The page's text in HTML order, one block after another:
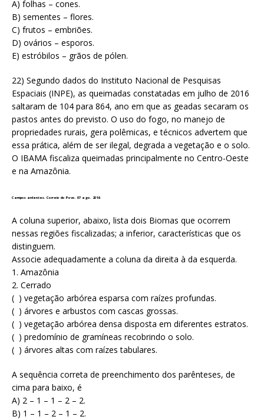
A) folhas – cones.
B) sementes – flores.
C) frutos – embriões.
D) ovários – esporos.
E) estróbilos – grãos de pólen.
22) Segundo dados do Instituto Nacional de Pesquisas
Espaciais (INPE), as queimadas constatadas em julho de 2016
saltaram de 104 para 864, ano em que as geadas secaram os
pastos antes do previsto. O uso do fogo, no manejo de
propriedades rurais, gera polêmicas, e técnicos advertem que
essa prática, além de ser ilegal, degrada a vegetação e o solo.
O IBAMA fiscaliza queimadas principalmente no Centro-Oeste
e na Amazônia.
Campos ardentes. Correio do Povo. 07 ago. 2016.
A coluna superior, abaixo, lista dois Biomas que ocorrem
nessas regiões fiscalizadas; a inferior, características que os
distinguem.
Associe adequadamente a coluna da direita à da esquerda.
1. Amazônia
2. Cerrado
( ) vegetação arbórea esparsa com raízes profundas.
( ) árvores e arbustos com cascas grossas.
( ) vegetação arbórea densa disposta em diferentes estratos.
( ) predomínio de gramíneas recobrindo o solo.
( ) árvores altas com raízes tabulares.
A sequência correta de preenchimento dos parênteses, de
cima para baixo, é
A) 2 – 1 – 1 – 2 – 2.
B) 1 – 1 – 2 – 1 – 2.